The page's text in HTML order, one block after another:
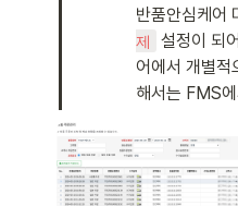
반품안심케어
제
설정이 되
어에서 개별적
해서는 FMS